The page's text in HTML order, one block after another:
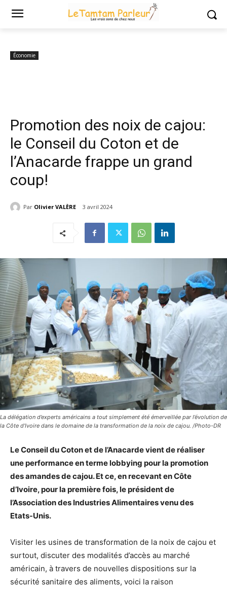
Accueil
Promotion des noix de cajou: le Conseil du Coton
Économie
Promotion des noix de cajou:
le Conseil du Coton et de
l’Anacarde frappe un grand
coup!
Par Olivier VALÈRE 3 avril 2024
La délégation d’experts américains a tout simplement été émerveillée par l’évolution de
la Côte d’Ivoire dans le domaine de la transformation de la noix de cajou. /Photo-DR
Le Conseil du Coton et de l’Anacarde vient de réaliser
une performance en terme lobbying pour la promotion
des amandes de cajou. Et ce, en recevant en Côte
d’Ivoire, pour la première fois, le président de
l’Association des Industries Alimentaires venu des
Etats-Unis.
Visiter les usines de transformation de la noix de cajou et
surtout, discuter des modalités d’accès au marché
américain, à travers de nouvelles dispositions sur la
sécurité sanitaire des aliments, voici la raison